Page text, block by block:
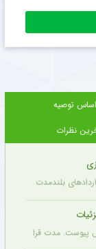
توصیه
نظرات
بلندمدت نهایی کرده